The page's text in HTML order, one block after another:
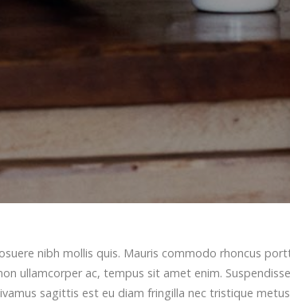
nibh mollis quis. Mauris commodo rhoncus
ullamcorper ac, tempus sit amet enim.
sagittis est eu diam fringilla nec tristique